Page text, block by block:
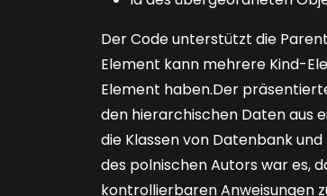
Der Code unterstützt die
Element kann mehrere Kind-
Element haben.Der
den hierarchischen Daten aus
die Klassen von Datenbank
des polnischen Autors war es,
kontrollierbaren Anweisungen